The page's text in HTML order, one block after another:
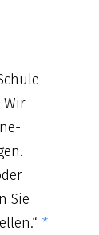
Wir
Sie
*